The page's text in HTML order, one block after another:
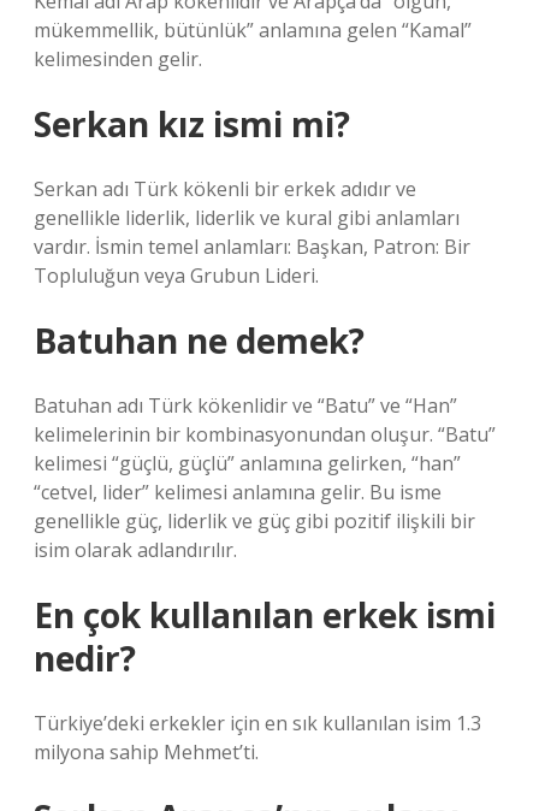
mükemmellik, bütünlük” anlamına gelen “Kamal”
kelimesinden gelir.
Serkan kız ismi mi?
Serkan adı Türk kökenli bir erkek adıdır ve
genellikle liderlik, liderlik ve kural gibi anlamları
vardır. İsmin temel anlamları: Başkan, Patron: Bir
Topluluğun veya Grubun Lideri.
Batuhan ne demek?
Batuhan adı Türk kökenlidir ve “Batu” ve “Han”
kelimelerinin bir kombinasyonundan oluşur. “Batu”
kelimesi “güçlü, güçlü” anlamına gelirken, “han”
“cetvel, lider” kelimesi anlamına gelir. Bu isme
genellikle güç, liderlik ve güç gibi pozitif ilişkili bir
isim olarak adlandırılır.
En çok kullanılan erkek ismi
nedir?
Türkiye’deki erkekler için en sık kullanılan isim 1.3
milyona sahip Mehmet’ti.